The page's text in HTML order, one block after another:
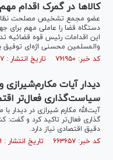
کالا‌ها در گمرک اقدام
عضو مجمع تشخیص مصلحت نظام
دستگاه قضا را عاملی مهم برای
این اقدامات رئیس قوه قضائیه
والمسلمین محسنی اژه‌ای توفیق
کد خبر: ۷۶۱۹۵۰ تاریخ انتشار : ۱۴۰۰/۰۷/۰۷
دیدار آیات
سیاست‌گذاری فعال‌تر
آیت‌الله مکارم شیرازی در دیدار
گذاری فعال‌تر تاکید کرد و گفت:
دقیق اقتصادی نیاز دارد.
کد خبر: ۶۶۳۶۵۷ تاریخ انتشار : ۱۳۹۹/۰۷/۱۹